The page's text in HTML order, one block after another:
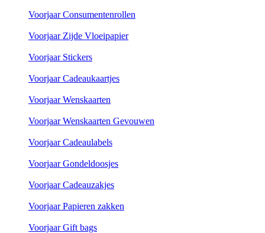
Voorjaar Consumentenrollen
Voorjaar Zijde Vloeipapier
Voorjaar Stickers
Voorjaar Cadeaukaartjes
Voorjaar Wenskaarten
Voorjaar Wenskaarten Gevouwen
Voorjaar Cadeaulabels
Voorjaar Gondeldoosjes
Voorjaar Cadeauzakjes
Voorjaar Papieren zakken
Voorjaar Gift bags